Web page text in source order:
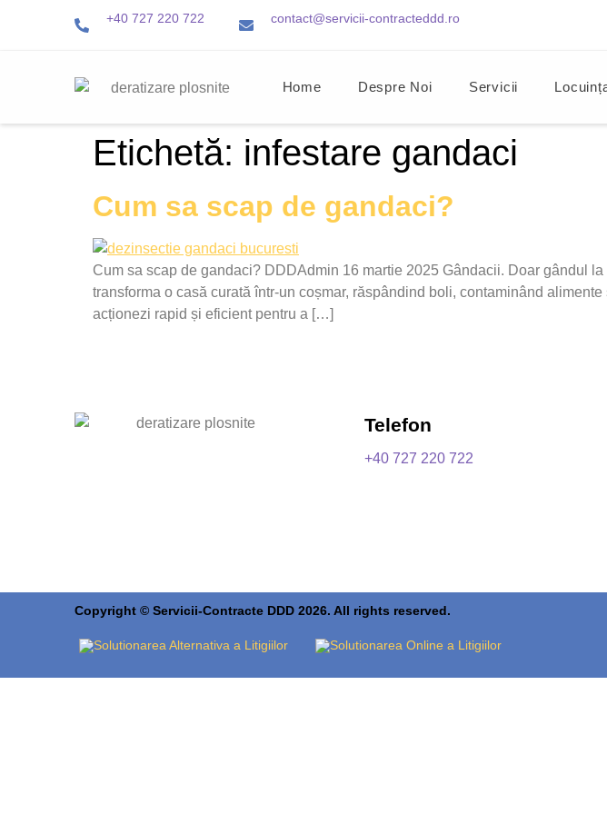
+40 727 220 722 contact@servicii-contracteddd.ro
Home Despre Noi Servicii
Etichetă: infestare gandaci
Cum sa scap de gandaci?
Cum sa scap de gandaci? DDDAdmin 16 martie 2025 Gândacii. Doar gândul
transforma o casă curată într-un coșmar, răspândind boli, contaminând
acționezi rapid și eficient pentru a […]
Telefon
+40 727 220 722
Copyright © Servicii-Contracte DDD 2026. All rights reserved.